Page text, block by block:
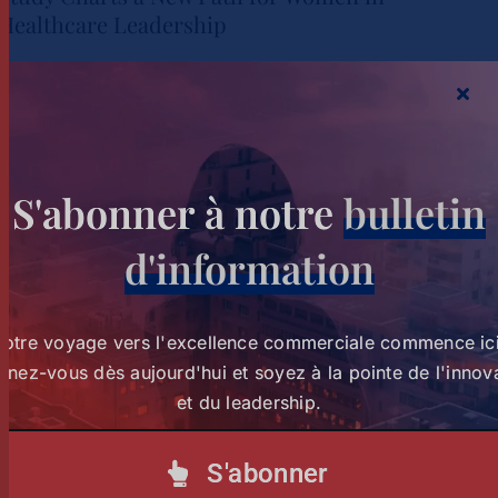
Study Charts a New Path for
Leadership
University Business School and The
Brothers Launch Creative Economy 101 to
S'abonner à notre bulletin
d'information
voyage vers l'excellence commerciale commence
vous dès aujourd'hui et soyez à la pointe de
et du leadership.
S'abonner